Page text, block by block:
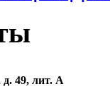
49, лит. А